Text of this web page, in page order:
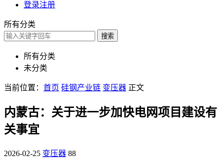
登录注册
所有分类
搜索
所有分类
未分类
当前位置： 首页 硅钢产业链 变压器 正文
内蒙古：关于进一步加快电网项目建设有
关事宜
2026-02-25 变压器 88